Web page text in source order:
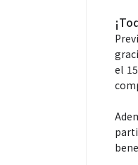
el